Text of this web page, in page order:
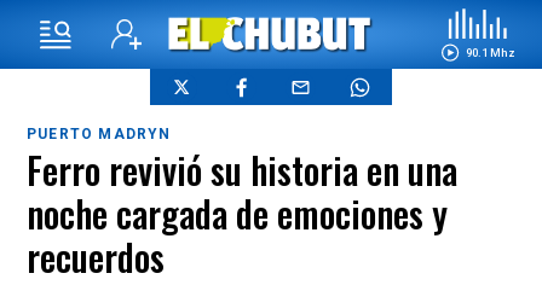
90.1 Mhz
PUERTO MADRYN
Ferro revivió su historia en una
noche cargada de emociones y
recuerdos